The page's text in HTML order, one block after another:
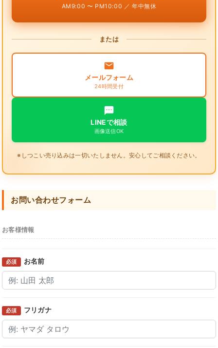
AM9:00 〜 PM10:00 ／ 年中無休
または
メールフォーム
24時間受付
LINEで相談
画像送信OK
※しつこい売り込みは一切いたしません。安心してご相談ください。
お問い合わせフォーム
お客様情報
必須 お名前
必須 フリガナ